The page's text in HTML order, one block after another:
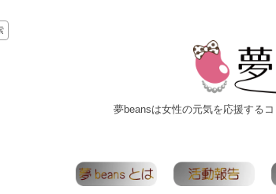
夢beansは女性の元気を応援する